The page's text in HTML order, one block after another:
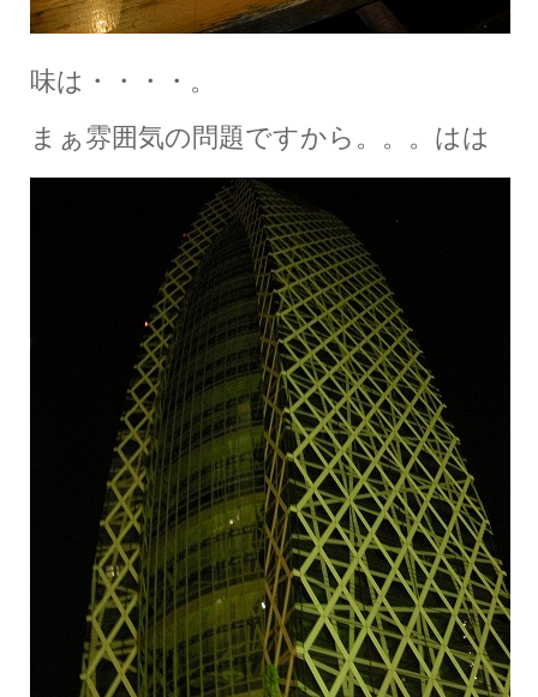
味は・・・・。
まぁ雰囲気の問題ですから。。。はは